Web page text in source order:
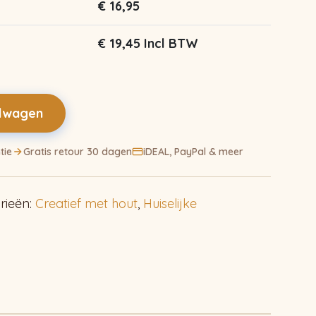
€ 16,95
€ 19,45 Incl BTW
Gratis retour 30 dagen iDEAL, PayPal & meer
Creatief met hout, Huiselijke